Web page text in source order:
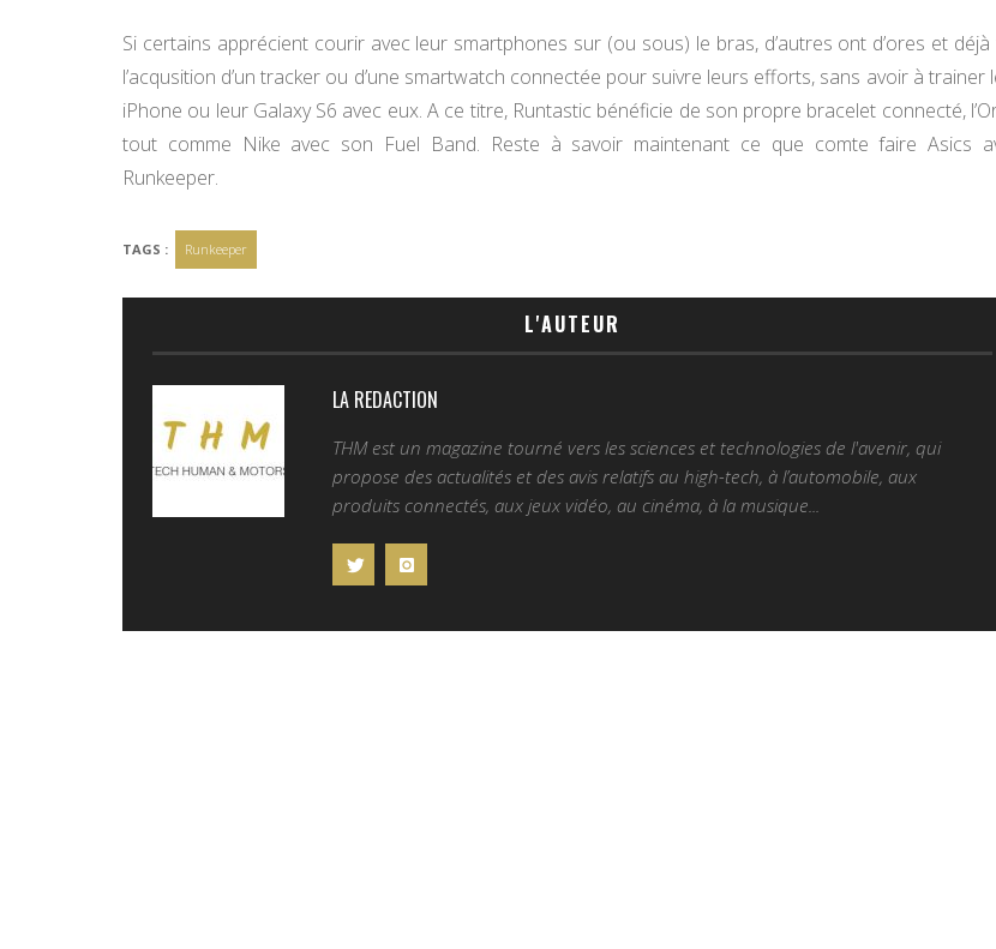
Si certains apprécient courir avec leur smartphones sur (ou sous) le bras, d’autres ont d’ores et
l’acqusition d’un tracker ou d’une smartwatch connectée pour suivre leurs efforts, sans avoir à trainer
iPhone ou leur Galaxy S6 avec eux. A ce titre, Runtastic bénéficie de son propre bracelet connecté,
tout comme Nike avec son Fuel Band. Reste à savoir maintenant ce que comte faire Asics
Runkeeper.
TAGS : Runkeeper
L'AUTEUR
LA REDACTION
THM est un magazine tourné vers les sciences et technologies de l'avenir, qui
propose des actualités et des avis relatifs au high-tech, à l’automobile, aux
produits connectés, aux jeux vidéo, au cinéma, à la musique...